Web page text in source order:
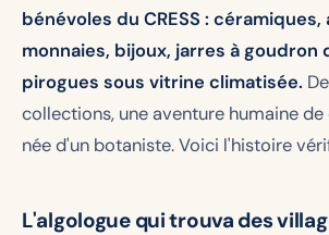
bénévoles du CRESS : céramiques,
monnaies, bijoux, jarres à goudron
pirogues sous vitrine climatisée.
collections, une aventure humaine de
née d'un botaniste. Voici l'histoire
L'algologue qui trouva des